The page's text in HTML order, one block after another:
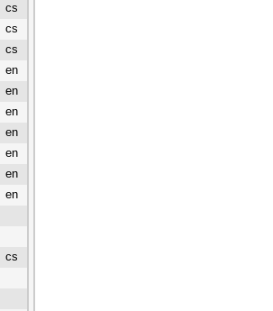
cs
cs
cs
en
en
en
en
en
en
en
cs